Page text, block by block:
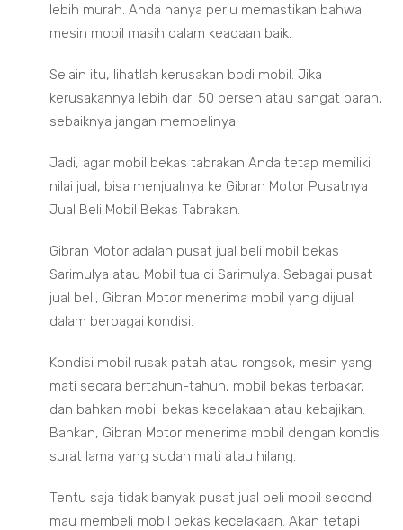
lebih murah. Anda hanya perlu memastikan bahwa
mesin mobil masih dalam keadaan baik.
Selain itu, lihatlah kerusakan bodi mobil. Jika
kerusakannya lebih dari 50 persen atau sangat parah,
sebaiknya jangan membelinya.
Jadi, agar mobil bekas tabrakan Anda tetap memiliki
nilai jual, bisa menjualnya ke Gibran Motor Pusatnya
Jual Beli Mobil Bekas Tabrakan.
Gibran Motor adalah pusat jual beli mobil bekas
Sarimulya atau Mobil tua di Sarimulya. Sebagai pusat
jual beli, Gibran Motor menerima mobil yang dijual
dalam berbagai kondisi.
Kondisi mobil rusak patah atau rongsok, mesin yang
mati secara bertahun-tahun, mobil bekas terbakar,
dan bahkan mobil bekas kecelakaan atau kebajikan.
Bahkan, Gibran Motor menerima mobil dengan kondisi
surat lama yang sudah mati atau hilang.
Tentu saja tidak banyak pusat jual beli mobil second
mau membeli mobil bekas kecelakaan. Akan tetapi